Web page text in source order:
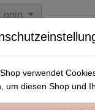
verwendet
um diesen Shop und